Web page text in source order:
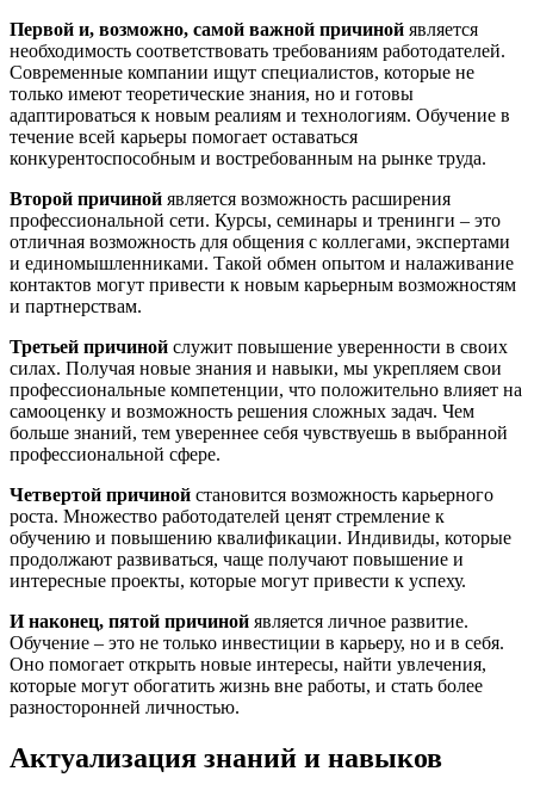
Первой и, возможно, самой важной причиной является
необходимость соответствовать требованиям работодателей.
Современные компании ищут специалистов, которые не
только имеют теоретические знания, но и готовы
адаптироваться к новым реалиям и технологиям. Обучение в
течение всей карьеры помогает оставаться
конкурентоспособным и востребованным на рынке труда.
Второй причиной является возможность расширения
профессиональной сети. Курсы, семинары и тренинги – это
отличная возможность для общения с коллегами, экспертами
и единомышленниками. Такой обмен опытом и налаживание
контактов могут привести к новым карьерным возможностям
и партнерствам.
Третьей причиной служит повышение уверенности в своих
силах. Получая новые знания и навыки, мы укрепляем свои
профессиональные компетенции, что положительно влияет на
самооценку и возможность решения сложных задач. Чем
больше знаний, тем увереннее себя чувствуешь в выбранной
профессиональной сфере.
Четвертой причиной становится возможность карьерного
роста. Множество работодателей ценят стремление к
обучению и повышению квалификации. Индивиды, которые
продолжают развиваться, чаще получают повышение и
интересные проекты, которые могут привести к успеху.
И наконец, пятой причиной является личное развитие.
Обучение – это не только инвестиции в карьеру, но и в себя.
Оно помогает открыть новые интересы, найти увлечения,
которые могут обогатить жизнь вне работы, и стать более
разносторонней личностью.
Актуализация знаний и навыков